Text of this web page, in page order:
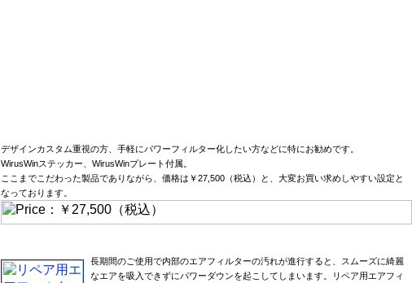
デザインカスタム重視の方、手軽にパワーフィルター化したい方などに特にお勧めです。
WirusWinステッカー、WirusWinプレート付属。
ここまでこだわった製品でありながら、価格は￥27,500（税込）と、大変お買い求めしやすい設定と
なっております。
長期間のご使用で内部のエアフィルターの汚れが進行すると、スムーズに綺麗
なエアを吸入できずにパワーダウンを起こしてしまいます。リペア用エアフィ